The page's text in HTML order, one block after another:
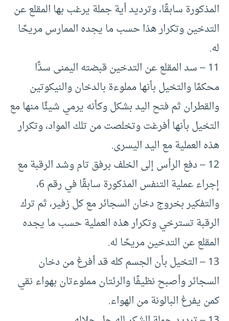
المذكورة سابقًا، وترديد أية جملة يرغب بها المقلع عن
التدخين وتكرار هذا حسب ما يجده الممارس مريحًا
له.
11 – سد المقلع عن التدخين قبضته اليمنى سدًّا
محكمًا والتخيل بأنها مملوءة بالدخان والنيكوتين
والقطران ثم فتح اليد بشكل وكأنه يرمي شيئًا منها مع
التخيل بأنها أفرغت وتخلصت من تلك المواد، وتكرار
هذه العملية مع اليد اليسرى.
12 – دفع الرأس إلى الخلف برفق تام وشد الرقبة مع
إجراء عملية التنفس المذكورة سابقًا في رقم 6،
والتفكير بخروج دخان السجائر مع كل زفير، ثم ترك
الرقبة تسترخي وتكرار هذه العملية حسب ما يجده
المقلع عن التدخين مريحًا له.
13 – التخيل بأن الجسم كله قد أفرغ من دخان
السجائر وأصبح نظيفًا والرئتان مملوءتان بهواء نقي
كمن يفرغ البالونة من الهواء.